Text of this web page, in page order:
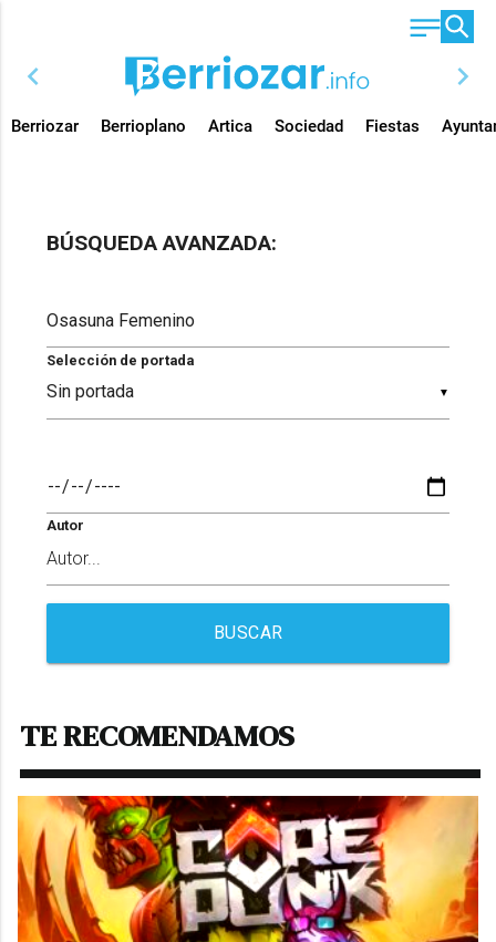
chevron_left chevron_right
Berriozar Berrioplano Artica Sociedad Fiestas
BÚSQUEDA AVANZADA:
▼
Selección de portada
Autor
BUSCAR
TE RECOMENDAMOS